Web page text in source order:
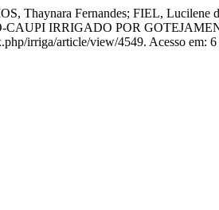
Thaynara Fernandes; FIEL,
IRRIGADO POR
irriga/article/view/4549. Acesso em: 6